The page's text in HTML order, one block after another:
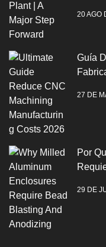
20 AGO
Guía
27 DE
Por
29 DE